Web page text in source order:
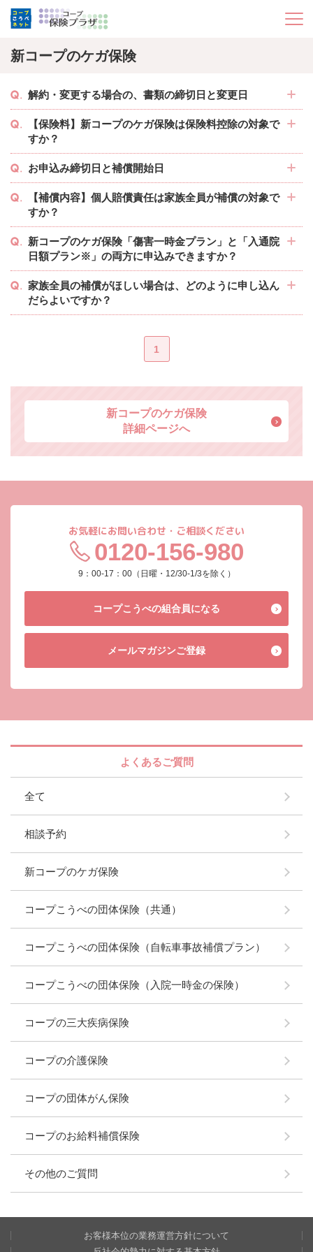
新コープのケガ保険
解約・変更する場合の、書類の締切日と変更日
【保険料】新コープのケガ保険は保険料控除の対象で
すか？
お申込み締切日と補償開始日
【補償内容】個人賠償責任は家族全員が補償の対象で
すか？
新コープのケガ保険「傷害一時金プラン」と「入通院
日額プラン※」の両方に申込みできますか？
家族全員の補償がほしい場合は、どのように申し込ん
だらよいですか？
1
新コープのケガ保険
詳細ページへ
お気軽にお問い合わせ・ご相談ください
0120-156-980
9：00-17：00（日曜・12/30-1/3を除く）
コープこうべの組合員になる
メールマガジンご登録
よくあるご質問
全て
相談予約
新コープのケガ保険
コープこうべの団体保険（共通）
コープこうべの団体保険（自転車事故補償プラン）
コープこうべの団体保険（入院一時金の保険）
コープの三大疾病保険
コープの介護保険
コープの団体がん保険
コープのお給料補償保険
その他のご質問
お客様本位の業務運営方針について